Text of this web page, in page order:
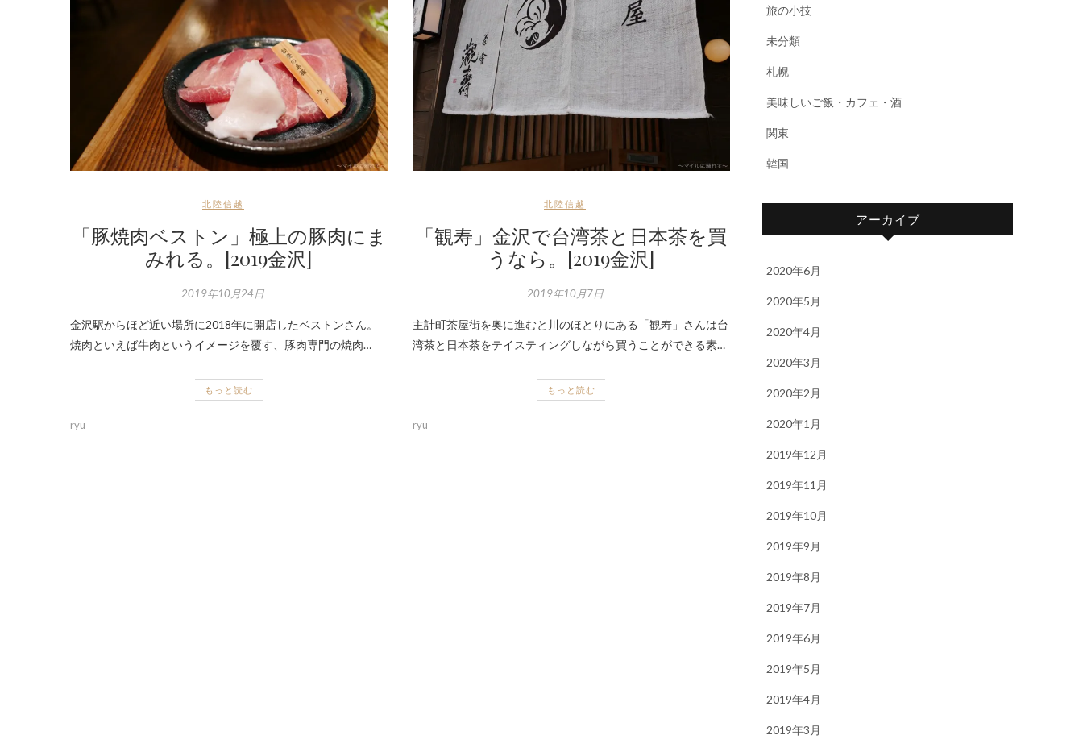
北陸信越
「豚焼肉ベストン」極上の豚肉にま
みれる。[2019金沢]
2019年10月24日
金沢駅からほど近い場所に2018年に開店したベストンさん。
焼肉といえば牛肉というイメージを覆す、豚肉専門の焼肉…
もっと読む
ryu
北陸信越
「観寿」金沢で台湾茶と日本茶を買
うなら。[2019金沢]
2019年10月7日
主計町茶屋街を奥に進むと川のほとりにある「観寿」さんは台
湾茶と日本茶をテイスティングしながら買うことができる素…
もっと読む
ryu
旅の小技
未分類
札幌
美味しいご飯・カフェ・酒
関東
韓国
アーカイブ
2020年6月
2020年5月
2020年4月
2020年3月
2020年2月
2020年1月
2019年12月
2019年11月
2019年10月
2019年9月
2019年8月
2019年7月
2019年6月
2019年5月
2019年4月
2019年3月